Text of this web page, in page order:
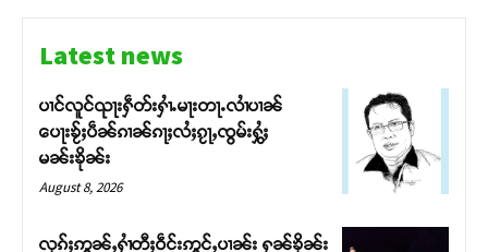
Latest news
ပၢင်လူင်ၺႃးႁဵတ်းႁၢႆႉမႃးတႃႉလၢႆပၢၼ် ​​
ပေႃးၶႂ်ႈပဵၼ်ၵၢၼ်ၵႃႈလႆႈၵႂႃႇၸွမ်းႁွႆႈ
မၼ်းၶိုၼ်း
August 8, 2026
လုၵ်ႈဢွၼ်ႇႁၢႆတီႈဝဵင်းဢွင်ႇပၢၼ်း ႁၼ်ၶိုၼ်း